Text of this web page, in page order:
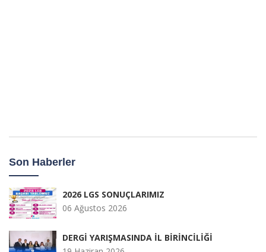
Son Haberler
2026 LGS SONUÇLARIMIZ
06 Ağustos 2026
DERGİ YARIŞMASINDA İL BİRİNCİLİĞİ